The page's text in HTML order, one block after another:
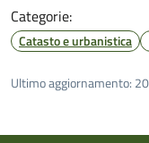
Categorie:
Catasto e urbanistica
Ultimo aggiornamento: